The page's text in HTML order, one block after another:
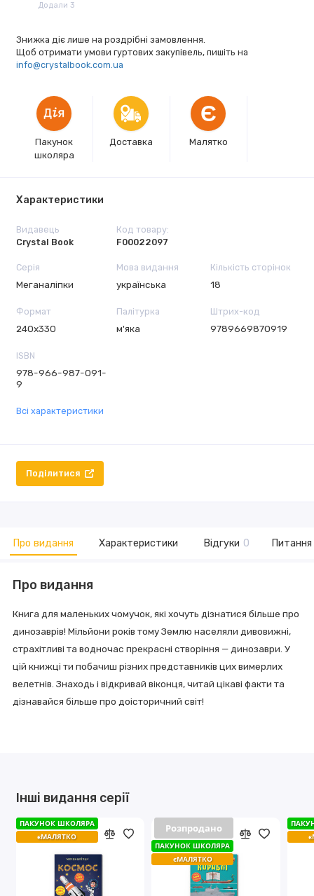
Додали 3
Знижка діє лише на роздрібні замовлення.
Щоб отримати умови гуртових закупівель, пишіть на
info@crystalbook.com.ua
Пакунок
школяра
Доставка
Є
Малятко
Характеристики
Видавець
Crystal Book
Код товару:
F00022097
Серія
Меганаліпки
Мова видання
українська
Кількість сторінок
18
Формат
240х330
Палітурка
м'яка
Штрих-код
9789669870919
ISBN
978-966-987-091-
9
Всі характеристики
Поділитися
Про видання Характеристики Відгуки 0 Питання
Про видання
Книга для маленьких чомучок, які хочуть дізнатися більше про
динозаврів! Мільйони років тому Землю населяли дивовижні,
страхітливі та водночас прекрасні створіння — динозаври. У
цій книжці ти побачиш різних представників цих вимерлих
велетнів. Знаходь і відкривай віконця, читай цікаві факти та
дізнавайся більше про доісторичний світ!
Інші видання серії
ПАКУНОК ШКОЛЯРА
єМАЛЯТКО
ПАКУНОК ШКОЛЯРА
єМАЛЯТКО
Розпродано
ПАКУНОК ШКОЛЯРА
єМАЛЯТКО
Розпродано
ПАКУНОК ШКОЛЯРА
єМАЛЯТКО